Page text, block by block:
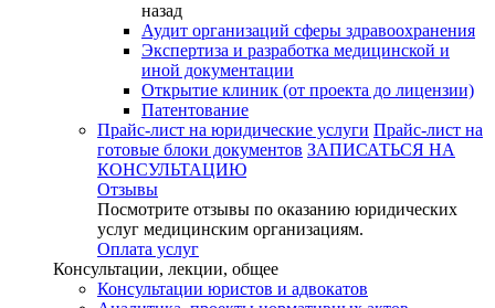
назад
Аудит организаций сферы здравоохранения
Экспертиза и разработка медицинской и
иной документации
Открытие клиник (от проекта до лицензии)
Патентование
Прайс-лист на юридические услуги Прайс-лист на
готовые блоки документов ЗАПИСАТЬСЯ НА
КОНСУЛЬТАЦИЮ
Отзывы
Посмотрите отзывы по оказанию юридических
услуг медицинским организациям.
Оплата услуг
Консультации, лекции, общее
Консультации юристов и адвокатов